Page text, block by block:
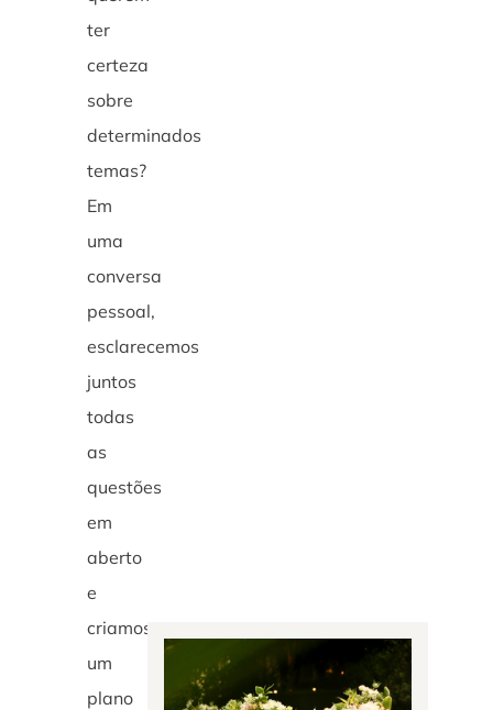
ter
certeza
sobre
determinados
temas?
Em
uma
conversa
pessoal,
esclarecemos
juntos
todas
as
questões
em
aberto
e
criamos
um
plano